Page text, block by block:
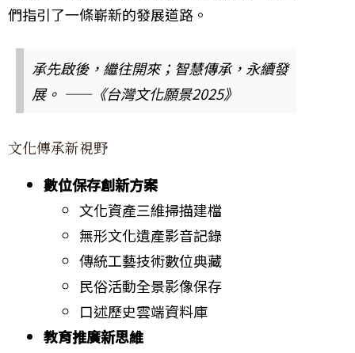
們指引了一條嶄新的發展道路。
承先啟後，繼往開來；智慧傳承，永續發
展。 ——《台灣文化願景2025》
文化傳承新視野
數位保存創新方案
文化資產三維掃描建檔
無形文化遺產影音記錄
傳統工藝技術數位典藏
民俗活動全景影像保存
口述歷史雲端資料庫
教育推廣新思維